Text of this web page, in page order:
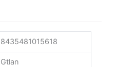
8435481015618
Gtlan